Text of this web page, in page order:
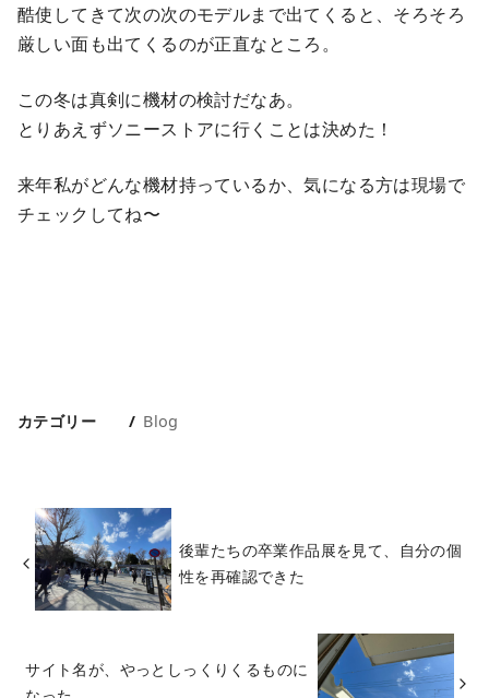
酷使してきて次の次のモデルまで出てくると、そろそろ
厳しい面も出てくるのが正直なところ。
この冬は真剣に機材の検討だなあ。
とりあえずソニーストアに行くことは決めた！
来年私がどんな機材持っているか、気になる方は現場で
チェックしてね〜
カテゴリー Blog
後輩たちの卒業作品展を見て、自分の個
性を再確認できた
サイト名が、やっとしっくりくるものに